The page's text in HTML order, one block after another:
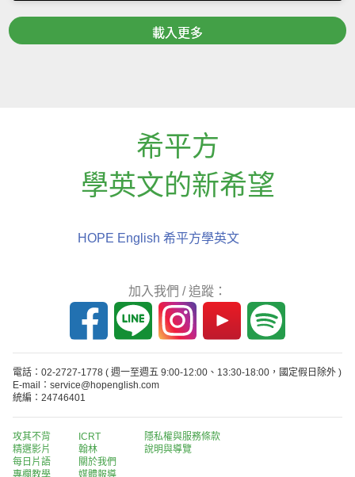
載入更多
希平方
學英文的新希望
HOPE English 希平方學英文
加入我們 / 追蹤：
電話：02-2727-1778 ( 週一至週五 9:00-12:00、13:30-18:00，國定假日除外 )
E-mail：service@hopenglish.com
統編：24746401
攻其不背
精選影片
每日片語
專欄教學
ICRT
翰林
關於我們
媒體報導
隱私權與服務條款
說明與導覽